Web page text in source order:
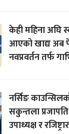
केही महिना अघि
आएको खाद्य अब
नवप्रवर्तन तर्फ
नर्सिङ
सकुन्तला
उपाध्यक्ष र